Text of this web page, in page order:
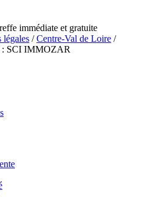
immédiate et gratuite
légales /Centre-Val de Loire /
: SCI IMMOZAR